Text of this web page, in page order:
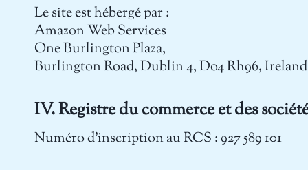
Le site est hébergé par :
Amazon Web Services
One Burlington Plaza,
Burlington Road, Dublin 4, Do4 Rh96, Ireland
IV. Registre du commerce et des
Numéro d'inscription au RCS : 927 589 101